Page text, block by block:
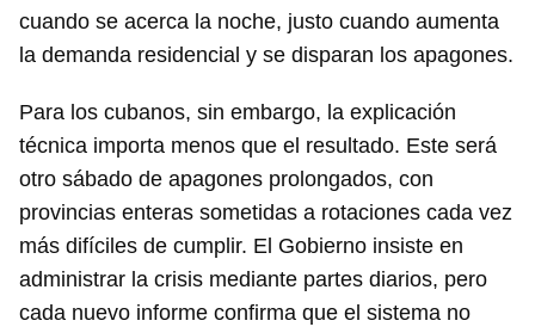
Guardar como favorito
Para poder guardar como favorito, primero has de
iniciar sesión con tu cuenta de 14ymedio.
INICIAR SESIÓN CANCELAR
cuando se acerca la noche, justo cuando aumenta
la demanda residencial y se disparan los apagones.
Para los cubanos, sin embargo, la explicación
técnica importa menos que el resultado. Este será
otro sábado de apagones prolongados, con
provincias enteras sometidas a rotaciones cada vez
más difíciles de cumplir. El Gobierno insiste en
administrar la crisis mediante partes diarios, pero
cada nuevo informe confirma que el sistema no